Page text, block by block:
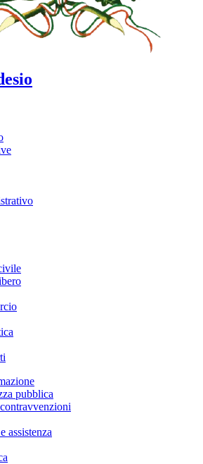
pubblica
assistenza